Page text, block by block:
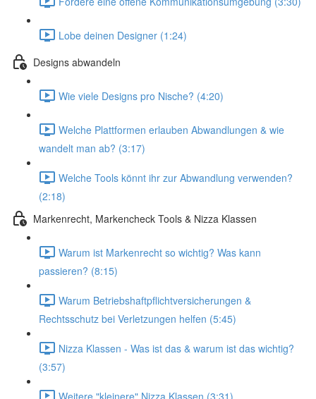
Lobe deinen Designer (1:24)
Designs abwandeln
Wie viele Designs pro Nische? (4:20)
Welche Plattformen erlauben Abwandlungen & wie
wandelt man ab? (3:17)
Welche Tools könnt ihr zur Abwandlung verwenden?
(2:18)
Markenrecht, Markencheck Tools & Nizza Klassen
Warum ist Markenrecht so wichtig? Was kann
passieren? (8:15)
Warum Betriebshaftpflichtversicherungen &
Rechtsschutz bei Verletzungen helfen (5:45)
Nizza Klassen - Was ist das & warum ist das wichtig?
(3:57)
Weitere "kleinere" Nizza Klassen (3:31)